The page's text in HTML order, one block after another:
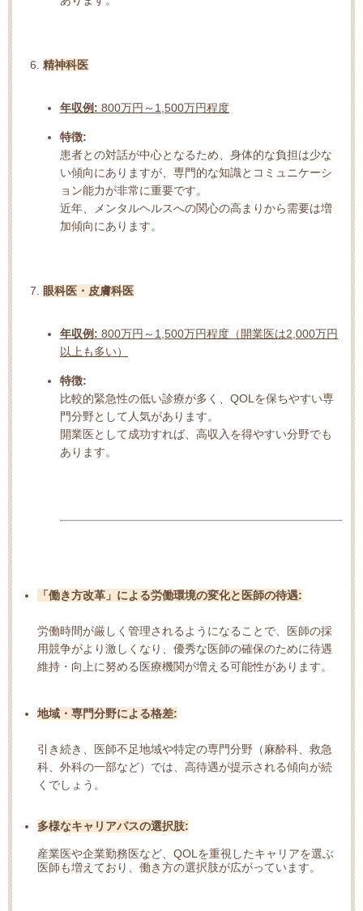
精神科医
年収例: 800万円～1,500万円程度
特徴:
患者との対話が中心となるため、身体的な負担は少な
い傾向にありますが、専門的な知識とコミュニケーシ
ョン能力が非常に重要です。
近年、メンタルヘルスへの関心の高まりから需要は増
加傾向にあります。
眼科医・皮膚科医
年収例: 800万円～1,500万円程度（開業医は2,000万円
以上も多い）
特徴:
比較的緊急性の低い診療が多く、QOLを保ちやすい専
門分野として人気があります。
開業医として成功すれば、高収入を得やすい分野でも
あります。
「働き方改革」による労働環境の変化と医師の待遇:
労働時間が厳しく管理されるようになることで、医師の採
用競争がより激しくなり、優秀な医師の確保のために待遇
維持・向上に努める医療機関が増える可能性があります。
地域・専門分野による格差:
引き続き、医師不足地域や特定の専門分野（麻酔科、救急
科、外科の一部など）では、高待遇が提示される傾向が続
くでしょう。
多様なキャリアパスの選択肢:
産業医や企業勤務医など、QOLを重視したキャリアを選ぶ
医師も増えており、働き方の選択肢が広がっています。